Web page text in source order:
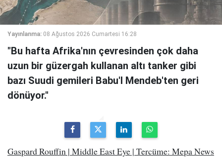
Yayınlanma: 08 Ağustos 2026 Cumartesi 16:28
"Bu hafta Afrika'nın çevresinden çok daha
uzun bir güzergah kullanan altı tanker gibi
bazı Suudi gemileri Babu'l Mendeb'ten geri
dönüyor."
Gaspard Rouffin | Middle East Eye | Tercüme: Mepa News